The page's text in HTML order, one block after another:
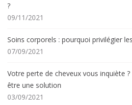
?
09/11/2021
Soins corporels : pourquoi privilégier
07/09/2021
Votre perte de cheveux vous inquiète
être une solution
03/09/2021